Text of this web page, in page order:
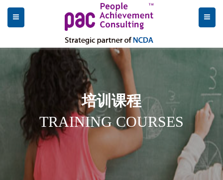
培训课程
TRAINING COURSES